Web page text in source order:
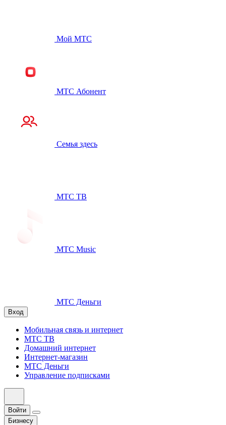
Мой МТС
МТС Абонент
Семья здесь
МТС ТВ
МТС Music
МТС Деньги
Вход
Мобильная связь и интернет
МТС ТВ
Домашний интернет
Интернет-магазин
МТС Деньги
Управление подписками
Войти
Бизнесу